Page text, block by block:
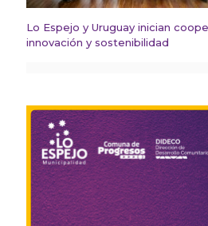
Lo Espejo y Uruguay inician
innovación y sostenibilidad